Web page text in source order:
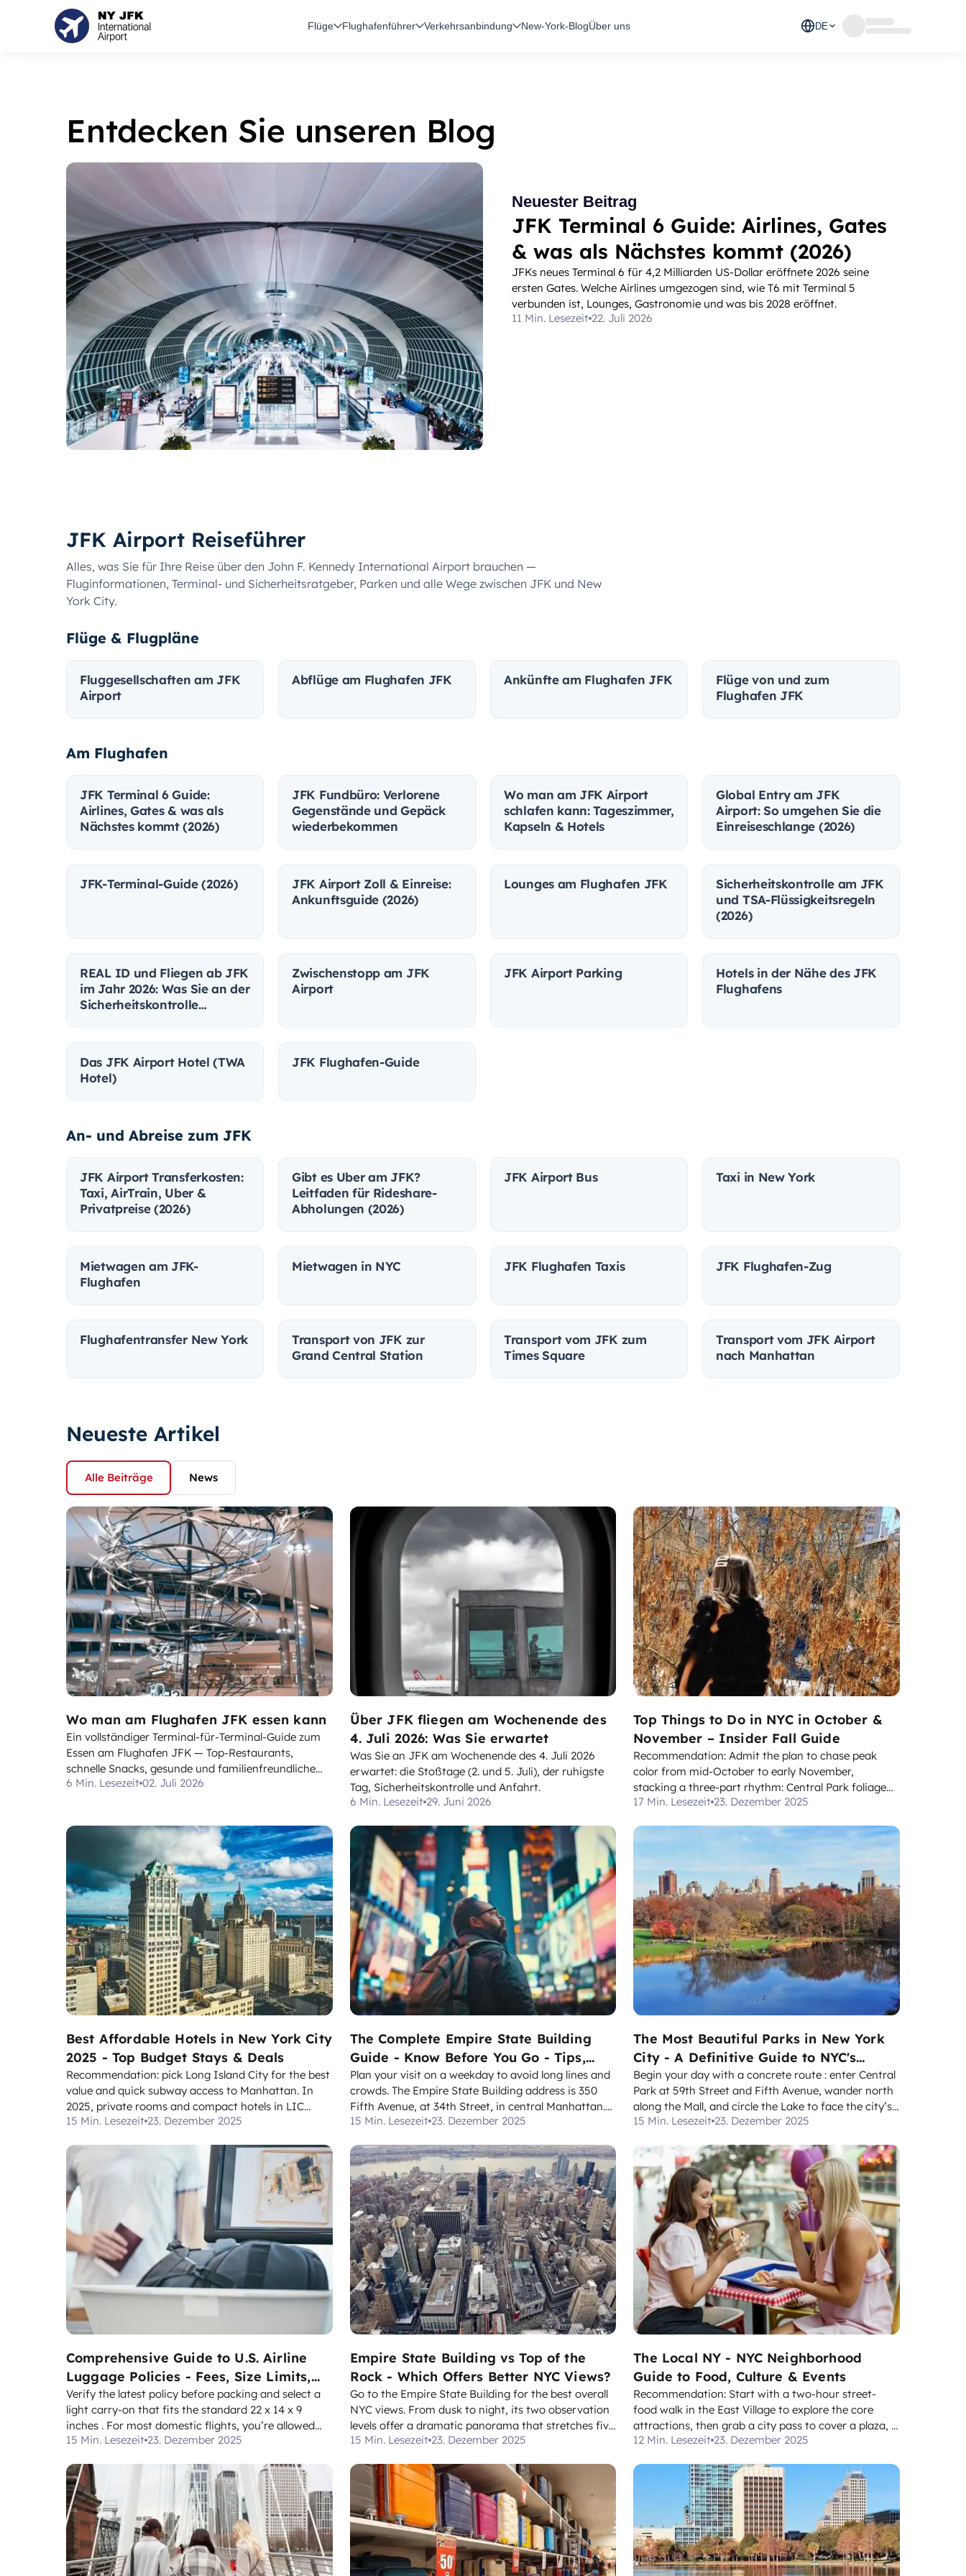
Flüge Flughafenführer Verkehrsanbindung New-York-BlogÜber uns DE
Entdecken Sie unseren Blog
Neuester Beitrag
JFK Terminal 6 Guide: Airlines, Gates
& was als Nächstes kommt (2026)
JFKs neues Terminal 6 für 4,2 Milliarden US-Dollar eröffnete 2026 seine
ersten Gates. Welche Airlines umgezogen sind, wie T6 mit Terminal 5
verbunden ist, Lounges, Gastronomie und was bis 2028 eröffnet.
11 Min. Lesezeit 22. Juli 2026
JFK Airport Reiseführer
Alles, was Sie für Ihre Reise über den John F. Kennedy International Airport brauchen —
Fluginformationen, Terminal- und Sicherheitsratgeber, Parken und alle Wege zwischen JFK und New
York City.
Flüge & Flugpläne
Fluggesellschaften am JFK
Airport
Abflüge am Flughafen JFK Ankünfte am Flughafen JFK
Flüge von und zum
Flughafen JFK
Am Flughafen
JFK Terminal 6 Guide:
Airlines, Gates & was als
Nächstes kommt (2026)
JFK Fundbüro: Verlorene
Gegenstände und Gepäck
wiederbekommen
Wo man am JFK Airport
schlafen kann: Tageszimmer,
Kapseln & Hotels
Global Entry am JFK
Airport: So umgehen Sie die
Einreiseschlange (2026)
JFK-Terminal-Guide (2026)
JFK Airport Zoll & Einreise:
Ankunftsguide (2026)
Lounges am Flughafen JFK
Sicherheitskontrolle am JFK
und TSA-Flüssigkeitsregeln
(2026)
REAL ID und Fliegen ab JFK
im Jahr 2026: Was Sie an der
Sicherheitskontrolle
Zwischenstopp am JFK
Airport
JFK Airport Parking
Hotels in der Nähe des JFK
Flughafens
Das JFK Airport Hotel (TWA
Hotel)
JFK Flughafen-Guide
An- und Abreise zum JFK
JFK Airport Transferkosten:
Taxi, AirTrain, Uber &
Privatpreise (2026)
Gibt es Uber am JFK?
Leitfaden für Rideshare-
Abholungen (2026)
JFK Airport Bus Taxi in New York
Mietwagen am JFK-
Flughafen
Mietwagen in NYC JFK Flughafen Taxis JFK Flughafen-Zug
Flughafentransfer New York
Transport von JFK zur
Grand Central Station
Transport vom JFK zum
Times Square
Transport vom JFK Airport
nach Manhattan
Neueste Artikel
Alle Beiträge News
Wo man am Flughafen JFK essen kann
Ein vollständiger Terminal-für-Terminal-Guide zum
Essen am Flughafen JFK — Top-Restaurants,
schnelle Snacks, gesunde und familienfreundliche
Optionen, Kaffee und wo man vor oder nach der
6 Min. Lesezeit 02. Juli 2026
Über JFK fliegen am Wochenende des
4. Juli 2026: Was Sie erwartet
Was Sie an JFK am Wochenende des 4. Juli 2026
erwartet: die Stoßtage (2. und 5. Juli), der ruhigste
Tag, Sicherheitskontrolle und Anfahrt.
6 Min. Lesezeit 29. Juni 2026
Top Things to Do in NYC in October &
November – Insider Fall Guide
Recommendation: Admit the plan to chase peak
color from mid-October to early November,
stacking a three-part rhythm: Central Park foliage
walk at sunrise, a High Line stroll, and a sunset
admitted that peak color is often mid-October, so a
17 Min. Lesezeit 23. Dezember 2025
Best Affordable Hotels in New York City
2025 - Top Budget Stays & Deals
Recommendation: pick Long Island City for the best
value and quick subway access to Manhattan. In
2025, private rooms and compact hotels in LIC
typically run from $110 to $160 per night, with
regularly, and booking 2–3 weeks ahead often yields
the b...
15 Min. Lesezeit 23. Dezember 2025
The Complete Empire State Building
Guide - Know Before You Go - Tips,
Hours, Tickets
Plan your visit on a weekday to avoid long lines and
crowds. The Empire State Building address is 350
Fifth Avenue, at 34th Street, in central Manhattan.
There is much to plan, but starting with the address
to shape planning around exhibits, tickets...
15 Min. Lesezeit 23. Dezember 2025
The Most Beautiful Parks in New York
City - A Definitive Guide to NYC's
Green Spaces
Begin your day with a concrete route : enter Central
Park at 59th Street and Fifth Avenue, wander north
along the Mall, and circle the Lake to face the city’s
glass towers across the water. Pack supplies , grab
on the map to stay on designated p...
15 Min. Lesezeit 23. Dezember 2025
Comprehensive Guide to U.S. Airline
Luggage Policies - Fees, Size Limits,
and Carry-On Rules
Verify the latest policy before packing and select a
light carry-on that fits the standard 22 x 14 x 9
inches . For most domestic flights, you’re allowed
one carry-on and one personal item; a checked bag
penalty. If you’re traveling, especially when mov...
15 Min. Lesezeit 23. Dezember 2025
Empire State Building vs Top of the
Rock - Which Offers Better NYC Views?
Go to the Empire State Building for the best overall
NYC views. From dusk to night, its two observation
levels offer a dramatic panorama that stretches five
boroughs, with a west view toward the Hudson and
Rock delivers a different vibe: crisp, Ce...
15 Min. Lesezeit 23. Dezember 2025
The Local NY - NYC Neighborhood
Guide to Food, Culture & Events
Recommendation: Start with a two-hour street-
food walk in the East Village to explore the core
attractions, then grab a city pass to cover a plaza, a
green space, and a few cross-streets in one
centers on areas where food, culture, and events
12 Min. Lesezeit 23. Dezember 2025